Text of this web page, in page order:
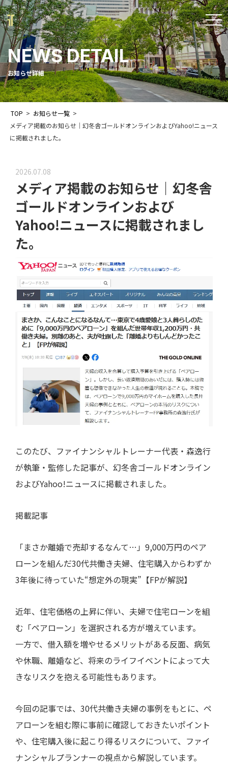
t
o
g
g
l
e
g
NEWS DETAIL
お知らせ詳細
TOP > お知らせ一覧 >
メディア掲載のお知らせ｜幻冬舎ゴールドオンラインおよびYahoo!ニュース
に掲載されました。
2026.07.08
メディア掲載のお知らせ｜幻冬舎
ゴールドオンラインおよび
Yahoo!ニュースに掲載されまし
た。
このたび、ファイナンシャルトレーナー代表・森逸行
が執筆・監修した記事が、幻冬舎ゴールドオンライン
およびYahoo!ニュースに掲載されました。
掲載記事
「まさか離婚で売却するなんて…」9,000万円のペア
ローンを組んだ30代共働き夫婦、住宅購入からわずか
3年後に待っていた“想定外の現実”【FPが解説】
近年、住宅価格の上昇に伴い、夫婦で住宅ローンを組
む「ペアローン」を選択される方が増えています。
一方で、借入額を増やせるメリットがある反面、病気
や休職、離婚など、将来のライフイベントによって大
きなリスクを抱える可能性もあります。
今回の記事では、30代共働き夫婦の事例をもとに、ペ
アローンを組む際に事前に確認しておきたいポイント
や、住宅購入後に起こり得るリスクについて、ファイ
ナンシャルプランナーの視点から解説しています。